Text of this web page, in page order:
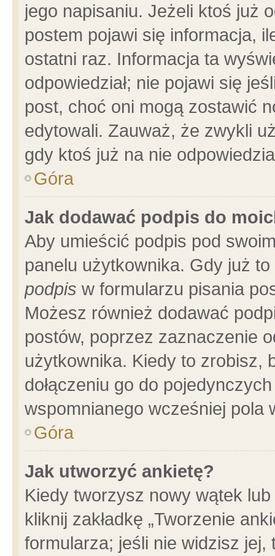
jego napisaniu. Jeżeli ktoś już
postem pojawi się informacja,
ostatni raz. Informacja ta
odpowiedział; nie pojawi się
post, choć oni mogą zostawić
edytowali. Zauważ, że zwykli
gdy ktoś już na nie
Góra
Jak dodawać podpis do
Aby umieścić podpis pod
panelu użytkownika. Gdy już
podpis w formularzu pisania
Możesz również dodawać
postów, poprzez zaznaczenie
użytkownika. Kiedy to zrobisz,
dołączeniu go do
wspomnianego wcześniej pola
Góra
Jak utworzyć ankietę?
Kiedy tworzysz nowy wątek
kliknij zakładkę „Tworzenie
formularza; jeśli nie widzisz